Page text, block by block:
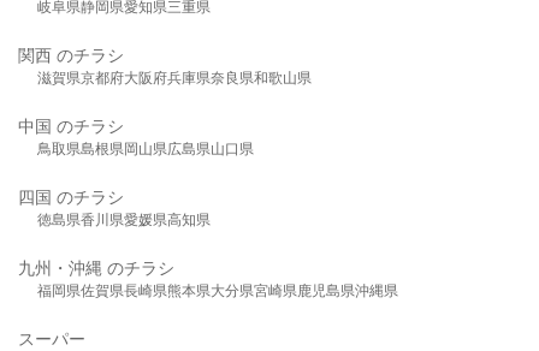
岐阜県静岡県愛知県三重県
関西 のチラシ
滋賀県京都府大阪府兵庫県奈良県和歌山県
中国 のチラシ
鳥取県島根県岡山県広島県山口県
四国 のチラシ
徳島県香川県愛媛県高知県
九州・沖縄 のチラシ
福岡県佐賀県長崎県熊本県大分県宮崎県鹿児島県沖縄県
スーパー